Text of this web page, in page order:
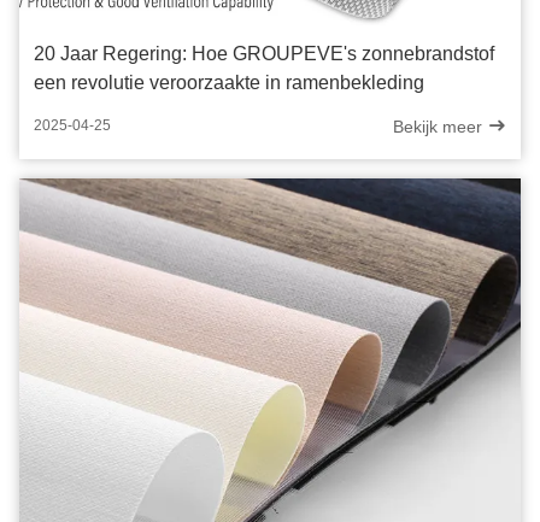
20 Jaar Regering: Hoe GROUPEVE's zonnebrandstof
een revolutie veroorzaakte in ramenbekleding
2025-04-25 Bekijk meer